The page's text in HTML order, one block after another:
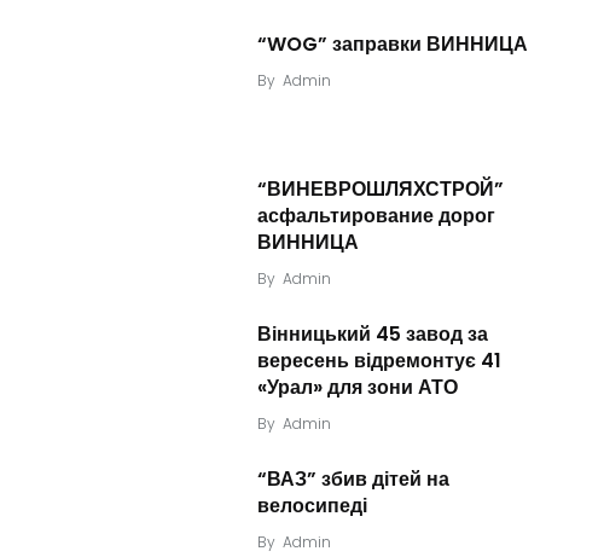
“WOG” заправки ВИННИЦА
By Admin
“ВИНЕВРОШЛЯХСТРОЙ”
асфальтирование дорог
ВИННИЦА
By Admin
Вінницький 45 завод за
вересень відремонтує 41
«Урал» для зони АТО
By Admin
“ВАЗ” збив дітей на
велосипеді
By Admin